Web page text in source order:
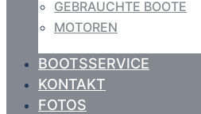
GEBRAUCHTE BOOTE
MOTOREN
BOOTSSERVICE
KONTAKT
FOTOS